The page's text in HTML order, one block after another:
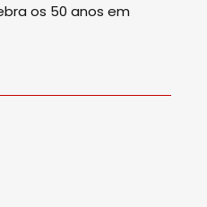
os 50 anos em